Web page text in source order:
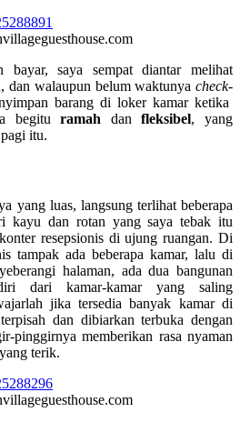
bayar, saya sempat diantar melihat
dan walaupun belum waktunya check-
barang di loker kamar ketika
begituramah danfleksibel, yang
itu.
yang luas, langsung terlihat beberapa
kayu dan rotan yang saya tebak itu
resepsionis di ujung ruangan. Di
tampak ada beberapa kamar, lalu di
halaman, ada dua bangunan
dari kamar-kamar yang saling
jika tersedia banyak kamar di
dan dibiarkan terbuka dengan
pinggirnya memberikan rasa nyaman
terik.